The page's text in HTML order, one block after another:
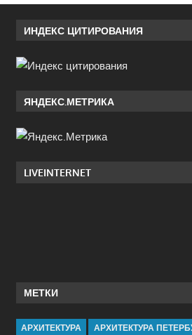
ИНДЕКС ЦИТИРОВАНИЯ
ЯНДЕКС.МЕТРИКА
LIVEINTERNET
МЕТКИ
АРХИТЕКТУРА
АРХИТЕКТУРА